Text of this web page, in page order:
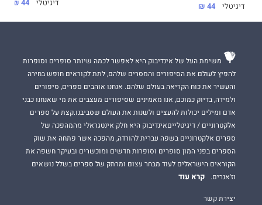
דיגיטלי 44 ₪
דיגיטלי 44 ₪
משימת העל של אינדיבוק היא לאפשר לכמה שיותר סופרים וסופרות
להפיץ לעולם את הסיפורים והמסרים שלהם, לתת לקוראים חופש בחירה
והעשיר את כוח הקריאה בעולם שלהם. אנחנו אוהבים ספרים, סיפורים
ולמידה, בדיוק כמוכם, אנו מאמינים שסיפורים מעצבים את מי שאנחנו כבני
אדם ומילים יכולות להעצים ולשנות את העולם שסביבנו.קצת על ספרים
אלקטרוניים / דיגיטלייםאינדיבוק היא חלק אינטגראלי מהמהפכה של
ספרים אלקטרוניים בשפה עברית להורדה, מהפכה אשר פתחה את שוק
הספרים בפני המון סופרים וסופרות חדשים ומוכשרים ובעיקר חשפה את
הקוראים הישראלים לעוד מבחר עצום ומרתק של ספרים בשלל נושאים
וז'אנרים.
קרא עוד
יצירת קשר